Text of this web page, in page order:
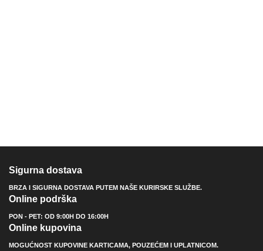
Sigurna dostava
BRZA I SIGURNA DOSTAVA PUTEM NAŠE KURIRSKE SLUŽBE.
Online podrška
PON - PET: OD 9:00H DO 16:00H
Online kupovina
MOGUĆNOST KUPOVINE KARTICAMA, POUZEĆEM I UPLATNICOM.